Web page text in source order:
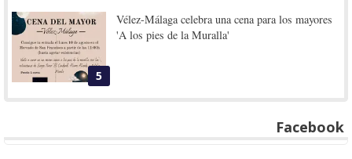
5
Vélez-Málaga celebra una cena para los mayores
'A los pies de la Muralla'
Facebook